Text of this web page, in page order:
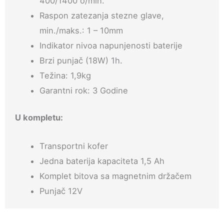
Raspon zatezanja stezne glave,
min./maks.: 1 – 10mm
Indikator nivoa napunjenosti baterije
Brzi punjač (18W) 1h.
Težina: 1,9kg
Garantni rok: 3 Godine
U kompletu:
Transportni kofer
Jedna baterija kapaciteta 1,5 Ah
Komplet bitova sa magnetnim držačem
Punjač 12V